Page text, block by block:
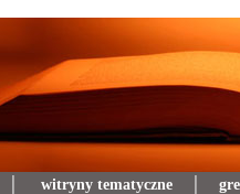
witryny tematyczne